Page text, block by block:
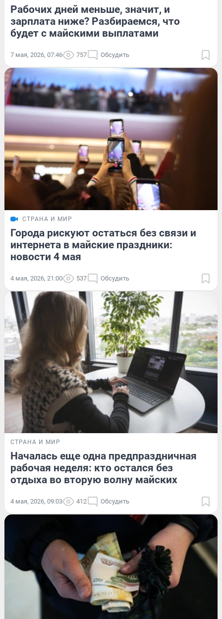
Рабочих дней меньше, значит, и
зарплата ниже? Разбираемся, что
будет с майскими выплатами
7 мая, 2026, 07:46 757 Обсудить
СТРАНА И МИР
Города рискуют остаться без связи и
интернета в майские праздники:
новости 4 мая
4 мая, 2026, 21:00 537 Обсудить
СТРАНА И МИР
Началась еще одна предпраздничная
рабочая неделя: кто остался без
отдыха во вторую волну майских
4 мая, 2026, 09:03 412 Обсудить